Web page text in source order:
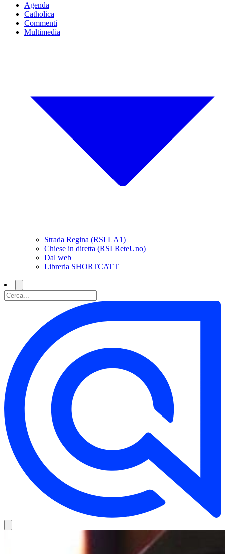
Agenda
Catholica
Commenti
Multimedia
Strada Regina (RSI LA1)
Chiese in diretta (RSI ReteUno)
Dal web
Libreria SHORTCATT